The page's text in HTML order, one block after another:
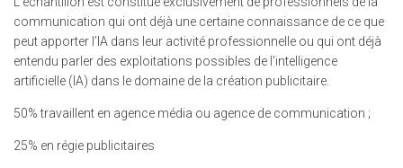
communication qui ont déjà une certaine connaissance de ce que
peut apporter l’IA dans leur activité professionnelle ou qui ont déjà
entendu parler des exploitations possibles de l’intelligence
artificielle (IA) dans le domaine de la création publicitaire.
50% travaillent en agence média ou agence de communication ;
25% en régie publicitaires